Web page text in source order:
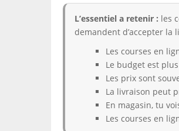
L’essentiel a retenir : les
demandent d’accepter la
Les courses en
Le budget est
Les prix sont
La livraison peut
En magasin, tu
Les courses en